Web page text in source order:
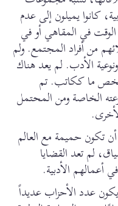
كانوا يميلون إلى عدم
في المقاهي أو في
من أفراد المجتمع. ولم
الأدب. لم يعد هناك
شخص ما ككاتب. تم
الخاصة ومن المحتمل
تكون حميمة مع العالم
لم تعد القضايا
أعمالهم الأدبية.
عدد الأحزاب عديداً